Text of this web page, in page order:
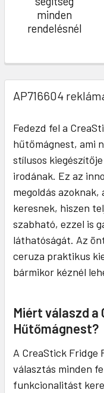
minden
rendelésnél
AP716604
Fedezd fel a
hűtőmágnest, ami
stílusos
irodának. Ez az
megoldás
keresnek, hiszen
szabható, ezzel is
láthatóságát. Az
ceruza praktikus
bármikor kéznél
Miért válaszd a
Hűtőmágnest?
A CreaStick Fridge
választás minden
funkcionalitást